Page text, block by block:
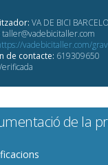
VA DE BICI
taller@vadebicitaller.com
vadebicitaller.com/
de contacte: 619309650
de la